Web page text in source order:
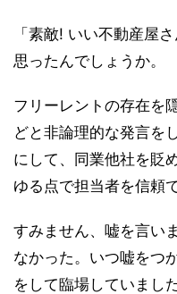
「素敵! いい不動産屋
思ったんでしょうか。
フリーレントの存在を
どと非論理的な発言を
にして、同業他社を貶
ゆる点で担当者を信頼
すみません、嘘を言い
なかった。いつ嘘をつ
をして臨場していまし